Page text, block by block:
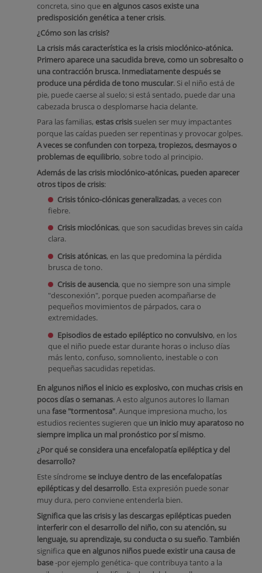
concreta, sino que en algunos casos existe una
predisposición genética a tener crisis.
¿Cómo son las crisis?
La crisis más característica es la crisis mioclónico-atónica.
Primero aparece una sacudida breve, como un sobresalto o
una contracción brusca. Inmediatamente después se
produce una pérdida de tono muscular. Si el niño está de
pie, puede caerse al suelo; si está sentado, puede dar una
cabezada brusca o desplomarse hacia delante.
Para las familias, estas crisis suelen ser muy impactantes
porque las caídas pueden ser repentinas y provocar golpes.
A veces se confunden con torpeza, tropiezos, desmayos o
problemas de equilibrio, sobre todo al principio.
Además de las crisis mioclónico-atónicas, pueden aparecer
otros tipos de crisis:
Crisis tónico-clónicas generalizadas, a veces con
fiebre.
Crisis mioclónicas, que son sacudidas breves sin caída
clara.
Crisis atónicas, en las que predomina la pérdida
brusca de tono.
Crisis de ausencia, que no siempre son una simple
"desconexión", porque pueden acompañarse de
pequeños movimientos de párpados, cara o
extremidades.
Episodios de estado epiléptico no convulsivo, en los
que el niño puede estar durante horas o incluso días
más lento, confuso, somnoliento, inestable o con
pequeñas sacudidas repetidas.
En algunos niños el inicio es explosivo, con muchas crisis en
pocos días o semanas. A esto algunos autores lo llaman
una fase "tormentosa". Aunque impresiona mucho, los
estudios recientes sugieren que un inicio muy aparatoso no
siempre implica un mal pronóstico por sí mismo.
¿Por qué se considera una encefalopatía epiléptica y del
desarrollo?
Este síndrome se incluye dentro de las encefalopatías
epilépticas y del desarrollo. Esta expresión puede sonar
muy dura, pero conviene entenderla bien.
Significa que las crisis y las descargas epilépticas pueden
interferir con el desarrollo del niño, con su atención, su
lenguaje, su aprendizaje, su conducta o su sueño.También
significa que en algunos niños puede existir una causa de
base-por ejemplo genética- que contribuya tanto a la